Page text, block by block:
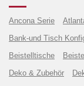
Ancona Serie
Bank-und Tisch
Beistelltische
Deko & Zubehör